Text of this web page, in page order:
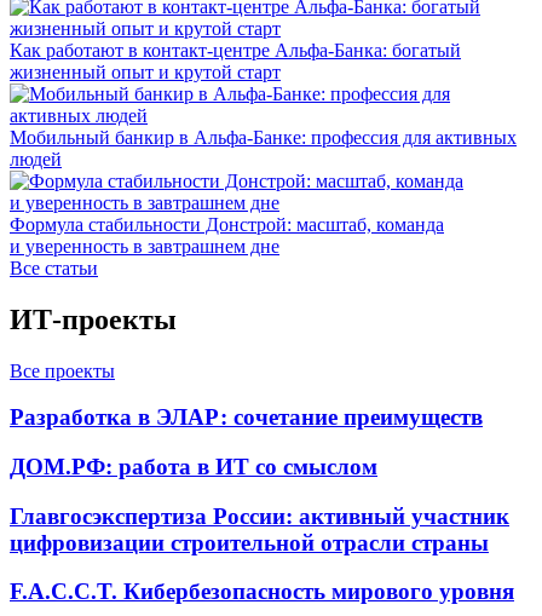
Как работают в контакт-центре Альфа-Банка: богатый
жизненный опыт и крутой старт
Мобильный банкир в Альфа-Банке: профессия для активных
людей
Формула стабильности Донстрой: масштаб, команда
и уверенность в завтрашнем дне
Все статьи
ИТ-проекты
Все проекты
Разработка в ЭЛАР: сочетание преимуществ
ДОМ.РФ: работа в ИТ со смыслом
Главгосэкспертиза России: активный участник
цифровизации строительной отрасли страны
F.A.C.C.T. Кибербезопасность мирового уровня